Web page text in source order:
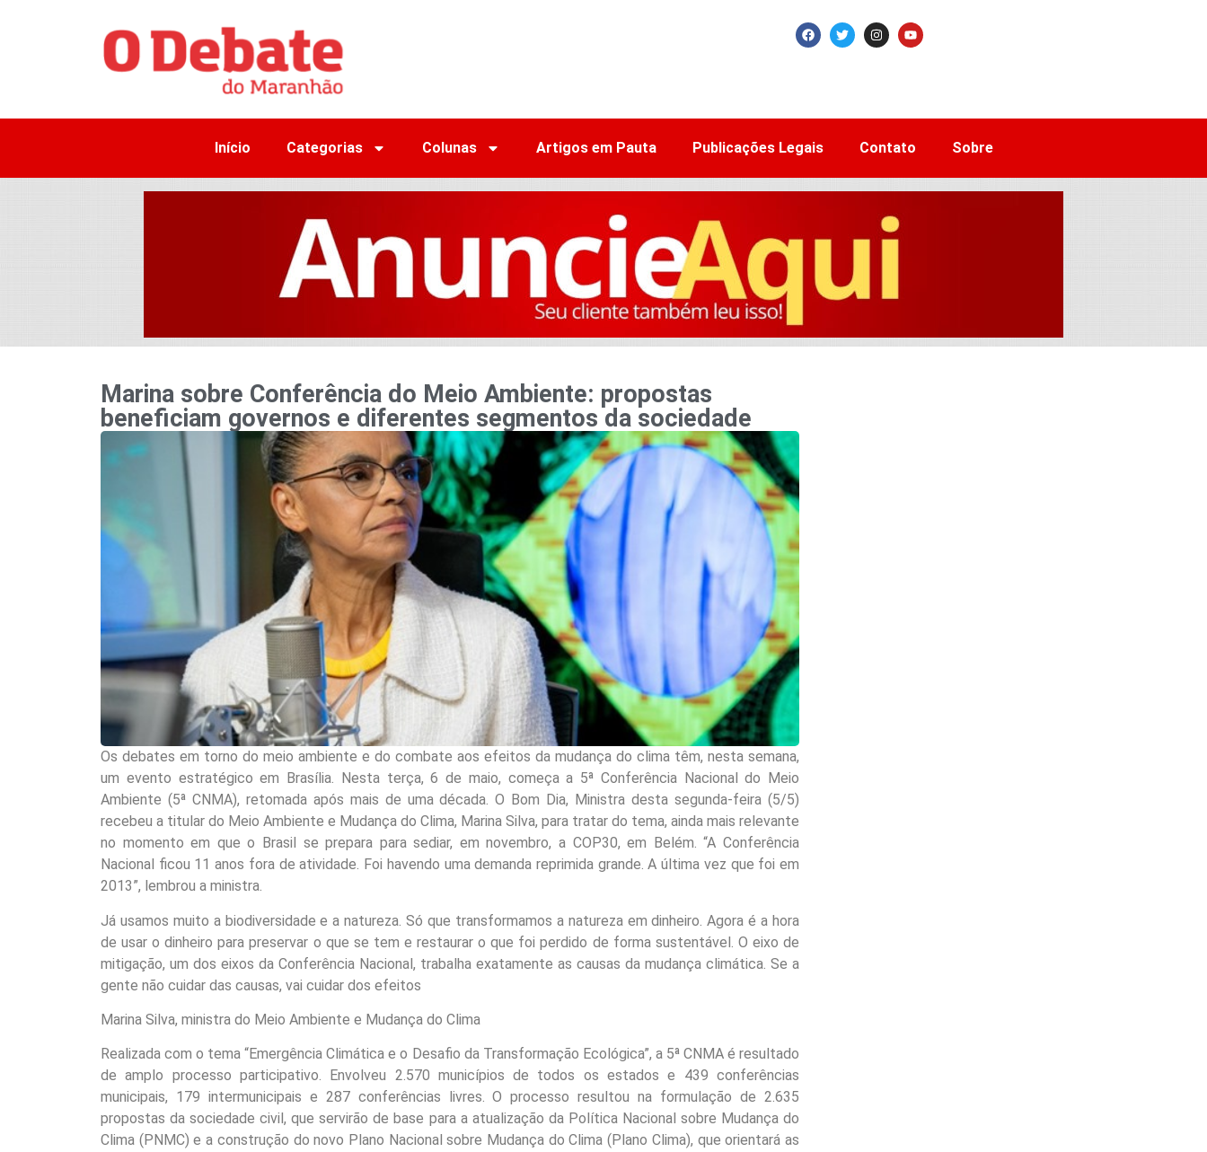
Início Categorias Colunas Artigos em Pauta Publicações Legais Contato Sobre
Marina sobre Conferência do Meio Ambiente: propostas
beneficiam governos e diferentes segmentos da sociedade
Os debates em torno do meio ambiente e do combate aos efeitos da mudança do clima têm, nesta semana,
um evento estratégico em Brasília. Nesta terça, 6 de maio, começa a 5ª Conferência Nacional do Meio
Ambiente (5ª CNMA), retomada após mais de uma década. O Bom Dia, Ministra desta segunda-feira (5/5)
recebeu a titular do Meio Ambiente e Mudança do Clima, Marina Silva, para tratar do tema, ainda mais relevante
no momento em que o Brasil se prepara para sediar, em novembro, a COP30, em Belém. “A Conferência
Nacional ficou 11 anos fora de atividade. Foi havendo uma demanda reprimida grande. A última vez que foi em
2013”, lembrou a ministra.
Já usamos muito a biodiversidade e a natureza. Só que transformamos a natureza em dinheiro. Agora é a hora
de usar o dinheiro para preservar o que se tem e restaurar o que foi perdido de forma sustentável. O eixo de
mitigação, um dos eixos da Conferência Nacional, trabalha exatamente as causas da mudança climática. Se a
gente não cuidar das causas, vai cuidar dos efeitos
Marina Silva, ministra do Meio Ambiente e Mudança do Clima
Realizada com o tema “Emergência Climática e o Desafio da Transformação Ecológica”, a 5ª CNMA é resultado
de amplo processo participativo. Envolveu 2.570 municípios de todos os estados e 439 conferências
municipais, 179 intermunicipais e 287 conferências livres. O processo resultou na formulação de 2.635
propostas da sociedade civil, que servirão de base para a atualização da Política Nacional sobre Mudança do
Clima (PNMC) e a construção do novo Plano Nacional sobre Mudança do Clima (Plano Clima), que orientará as